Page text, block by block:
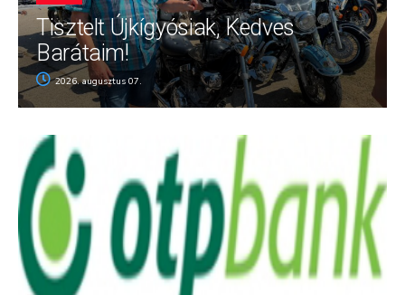
Tisztelt Újkígyósiak, Kedves
Barátaim!
2026. augusztus 07.